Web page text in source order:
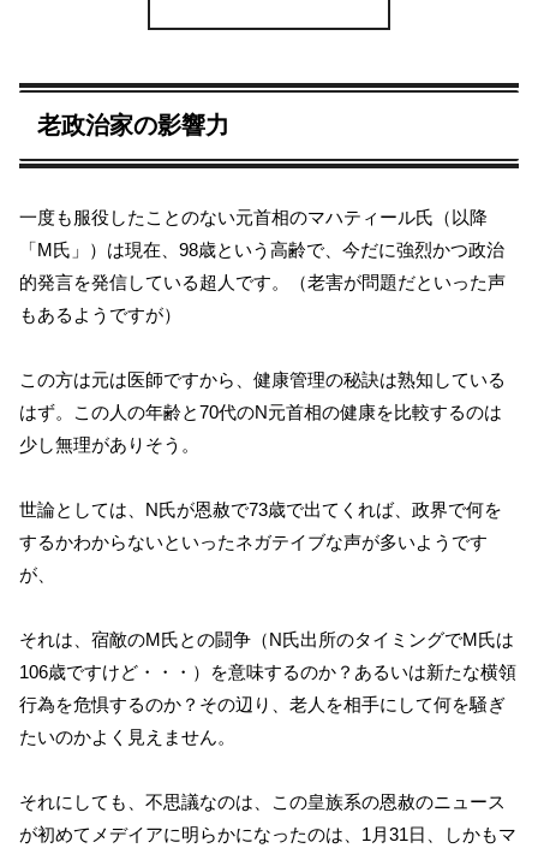
老政治家の影響力
一度も服役したことのない元首相のマハティール氏（以降
「M氏」）は現在、98歳という高齢で、今だに強烈かつ政治
的発言を発信している超人です。（老害が問題だといった声
もあるようですが）
この方は元は医師ですから、健康管理の秘訣は熟知している
はず。この人の年齢と70代のN元首相の健康を比較するのは
少し無理がありそう。
世論としては、N氏が恩赦で73歳で出てくれば、政界で何を
するかわからないといったネガテイブな声が多いようです
が、
それは、宿敵のM氏との闘争（N氏出所のタイミングでM氏は
106歳ですけど・・・）を意味するのか？あるいは新たな横領
行為を危惧するのか？その辺り、老人を相手にして何を騒ぎ
たいのかよく見えません。
それにしても、不思議なのは、この皇族系の恩赦のニュース
が初めてメデイアに明らかになったのは、1月31日、しかもマ